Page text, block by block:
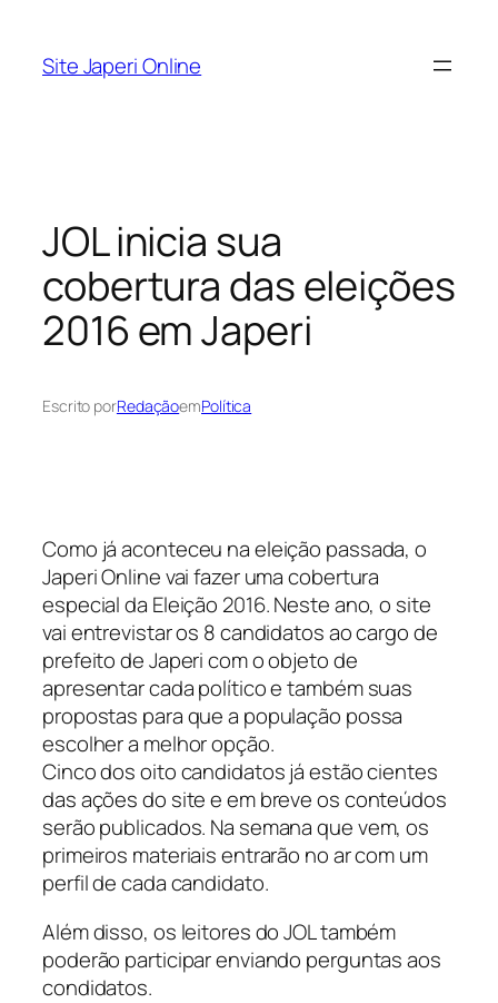
Site Japeri Online
JOL inicia sua
cobertura das eleições
2016 em Japeri
Escrito porRedaçãoemPolítica
Como já aconteceu na eleição passada, o
Japeri Online vai fazer uma cobertura
especial da Eleição 2016. Neste ano, o site
vai entrevistar os 8 candidatos ao cargo de
prefeito de Japeri com o objeto de
apresentar cada político e também suas
propostas para que a população possa
escolher a melhor opção.
Cinco dos oito candidatos já estão cientes
das ações do site e em breve os conteúdos
serão publicados. Na semana que vem, os
primeiros materiais entrarão no ar com um
perfil de cada candidato.
Além disso, os leitores do JOL também
poderão participar enviando perguntas aos
condidatos.